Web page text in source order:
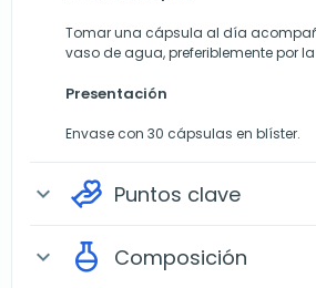
Tomar una cápsula al día
vaso de agua, preferiblemente por
Presentación
Envase con 30 cápsulas en blíster.
expand_more Puntos clave
expand_more Composición